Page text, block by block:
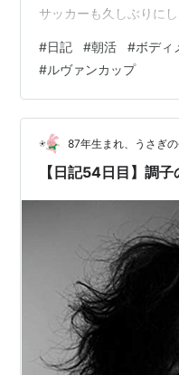
サッカーも久しぶりに
勝2レグ。1レグのアウ
に失点はしないことと
を同時にこなすほど甘
ンマ、ルキアン、クル
チャンスを作ることが
ル…
#日記 #朝活 #ボディ
#ルヴァンカップ
87年生まれ、うさぎ
【日記54日目】調